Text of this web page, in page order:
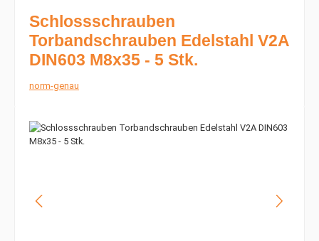
Schlossschrauben
Torbandschrauben Edelstahl V2A
DIN603 M8x35 - 5 Stk.
norm-genau
Bildergalerie überspringen